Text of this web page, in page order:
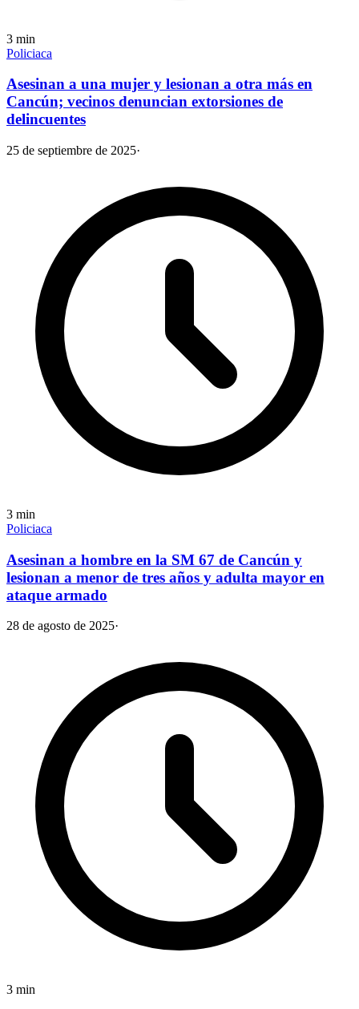
3 min
Policiaca
Asesinan a una mujer y lesionan a otra más en
Cancún; vecinos denuncian extorsiones de
delincuentes
25 de septiembre de 2025·
3 min
Policiaca
Asesinan a hombre en la SM 67 de Cancún y
lesionan a menor de tres años y adulta mayor en
ataque armado
28 de agosto de 2025·
3 min